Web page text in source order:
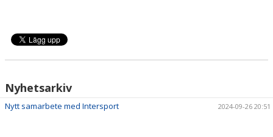
Nyhetsarkiv
Nytt samarbete med Intersport 2024-09-26 20:51